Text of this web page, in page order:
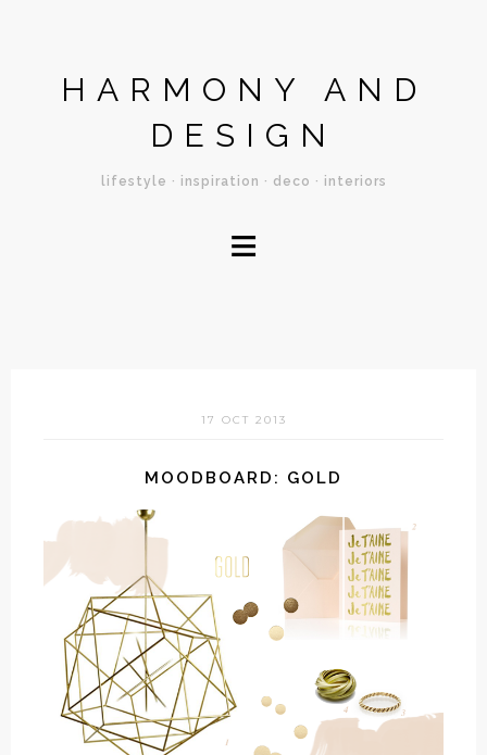
HARMONY AND
DESIGN
lifestyle · inspiration · deco · interiors
≡
17 OCT 2013
MOODBOARD: GOLD